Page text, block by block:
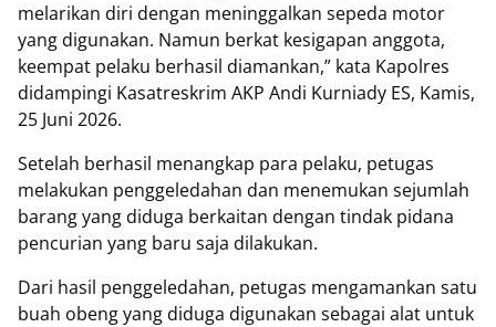
melarikan diri dengan meninggalkan sepeda motor
yang digunakan. Namun berkat kesigapan anggota,
keempat pelaku berhasil diamankan,” kata Kapolres
didampingi Kasatreskrim AKP Andi Kurniady ES, Kamis,
25 Juni 2026.
Setelah berhasil menangkap para pelaku, petugas
melakukan penggeledahan dan menemukan sejumlah
barang yang diduga berkaitan dengan tindak pidana
pencurian yang baru saja dilakukan.
Dari hasil penggeledahan, petugas mengamankan satu
buah obeng yang diduga digunakan sebagai alat untuk